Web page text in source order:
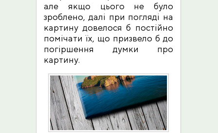
але якщо цього не було
зроблено, далі при погляді на
картину довелося б постійно
помічати їх, що призвело б до
погіршення думки про
картину.